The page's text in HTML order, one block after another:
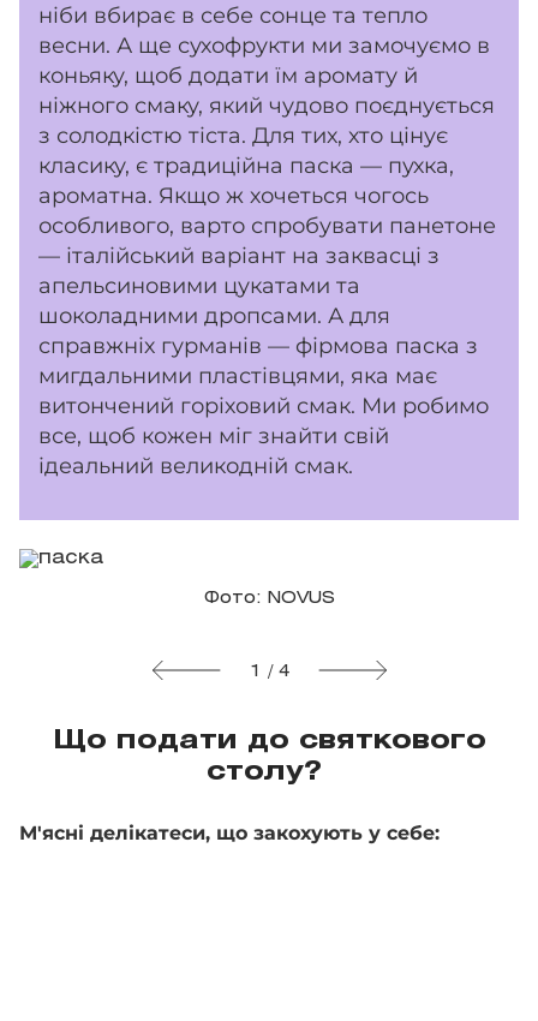
ніби вбирає в себе сонце та тепло
весни. А ще сухофрукти ми замочуємо в
коньяку, щоб додати їм аромату й
ніжного смаку, який чудово поєднується
з солодкістю тіста. Для тих, хто цінує
класику, є традиційна паска — пухка,
ароматна. Якщо ж хочеться чогось
особливого, варто спробувати панетоне
— італійський варіант на заквасці з
апельсиновими цукатами та
шоколадними дропсами. А для
справжніх гурманів — фірмова паска з
мигдальними пластівцями, яка має
витончений горіховий смак. Ми робимо
все, щоб кожен міг знайти свій
ідеальний великодній смак.
Фото: NOVUS
1 / 4
Що подати до святкового
столу?
М'ясні делікатеси, що закохують у себе: